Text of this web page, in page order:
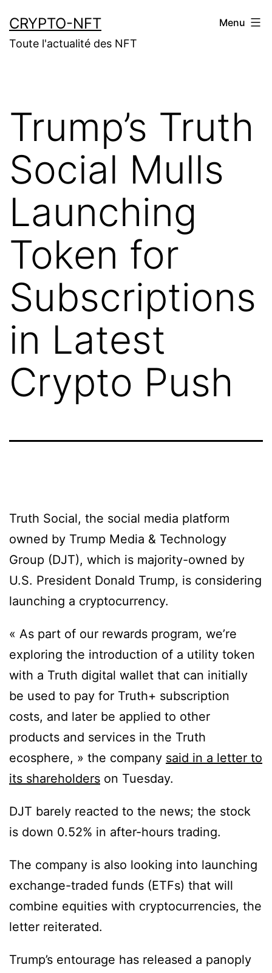
au
contenu
CRYPTO-NFT
Toute l'actualité des NFT
Menu
Trump’s Truth
Social Mulls
Launching
Token for
Subscriptions
in Latest
Crypto Push
Truth Social, the social media platform
owned by Trump Media & Technology
Group (DJT), which is majority-owned by
U.S. President Donald Trump, is considering
launching a cryptocurrency.
« As part of our rewards program, we’re
exploring the introduction of a utility token
with a Truth digital wallet that can initially
be used to pay for Truth+ subscription
costs, and later be applied to other
products and services in the Truth
ecosphere, » the company said in a letter to
its shareholders on Tuesday.
DJT barely reacted to the news; the stock
is down 0.52% in after-hours trading.
The company is also looking into launching
exchange-traded funds (ETFs) that will
combine equities with cryptocurrencies, the
letter reiterated.
Trump’s entourage has released a panoply